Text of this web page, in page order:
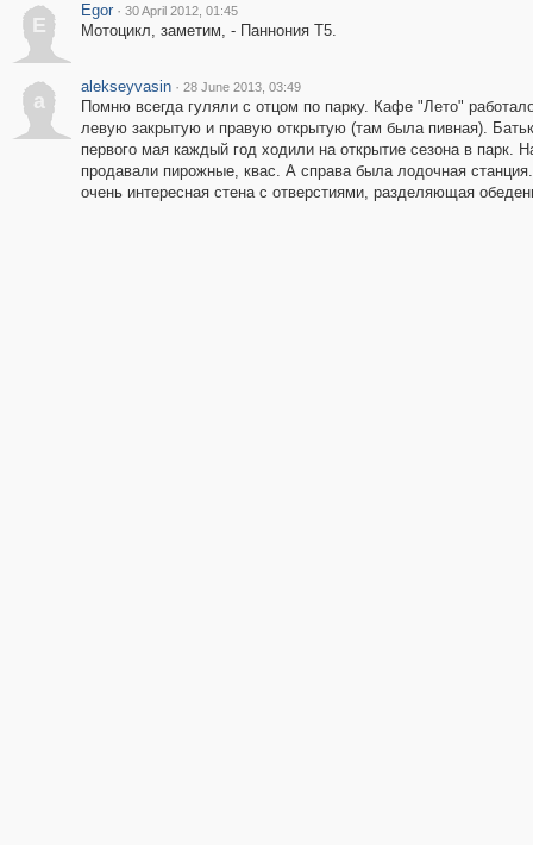
E
Egor · 30 April 2012, 01:45
Мотоцикл, заметим, - Паннония Т5.
a
alekseyvasin · 28 June 2013, 03:49
Помню всегда гуляли с отцом по парку. Кафе "Лето"
левую закрытую и правую открытую (там была пивная).
первого мая каждый год ходили на открытие сезона в парк.
продавали пирожные, квас. А справа была лодочная
очень интересная стена с отверстиями, разделяющая